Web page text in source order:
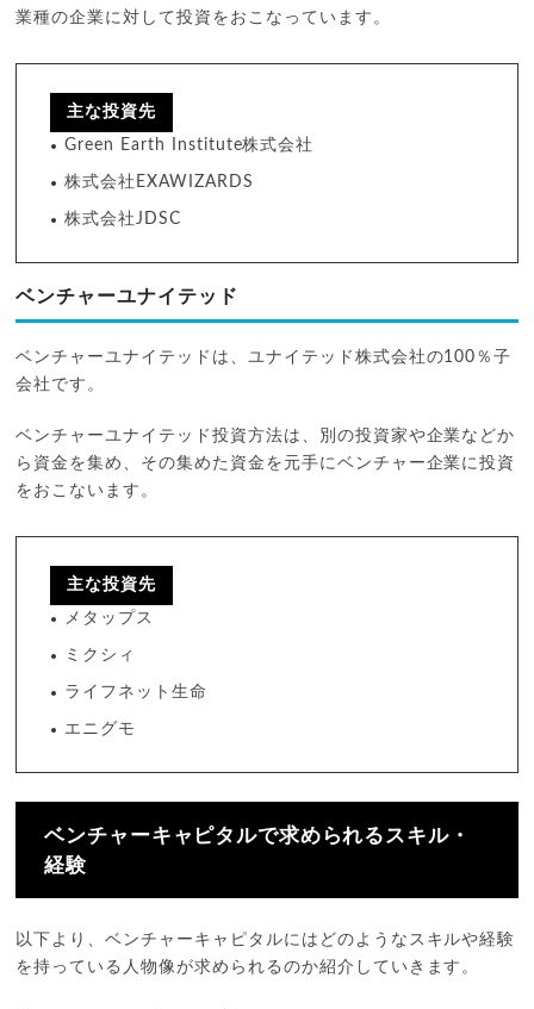
業種の企業に対して投資をおこなっています。
主な投資先
Green Earth Institute株式会社
株式会社EXAWIZARDS
株式会社JDSC
ベンチャーユナイテッド
ベンチャーユナイテッドは、ユナイテッド株式会社の100％子
会社です。
ベンチャーユナイテッド投資方法は、別の投資家や企業などか
ら資金を集め、その集めた資金を元手にベンチャー企業に投資
をおこないます。
主な投資先
メタップス
ミクシィ
ライフネット生命
エニグモ
ベンチャーキャピタルで求められるスキル・
経験
以下より、ベンチャーキャピタルにはどのようなスキルや経験
を持っている人物像が求められるのか紹介していきます。